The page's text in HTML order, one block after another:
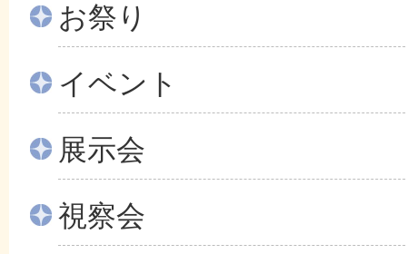
お祭り
イベント
展示会
視察会